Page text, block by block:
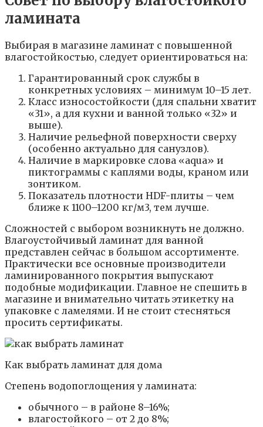
ламината
Выбирая в магазине ламинат с повышенной
влагостойкостью, следует ориентироваться на:
Гарантированный срок службы в
конкретных условиях – минимум 10–15 лет.
Класс износостойкости (для спальни хватит
«31», а для кухни и ванной только «32» и
выше).
Наличие рельефной поверхности сверху
(особенно актуально для санузлов).
Наличие в маркировке слова «aqua» и
пиктограммы с каплями воды, краном или
зонтиком.
Показатель плотности HDF-плиты – чем
ближе к 1100–1200 кг/м3, тем лучше.
Сложностей с выбором возникнуть не должно.
Влагоустойчивый ламинат для ванной
представлен сейчас в большом ассортименте.
Практически все основные производители
ламинированного покрытия выпускают
подобные модификации. Главное не спешить в
магазине и внимательно читать этикетку на
упаковке с ламелями. И не стоит стесняться
просить сертификаты.
Как выбрать ламинат для дома
Степень водопоглощения у ламината:
обычного – в районе 8–16%;
влагостойкого – от 2 до 8%;